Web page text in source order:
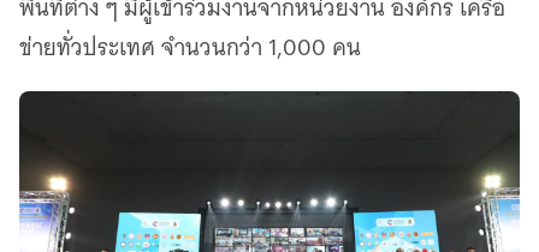
ข่ายทั่วประเทศ จำนวนกว่า 1,000 คน